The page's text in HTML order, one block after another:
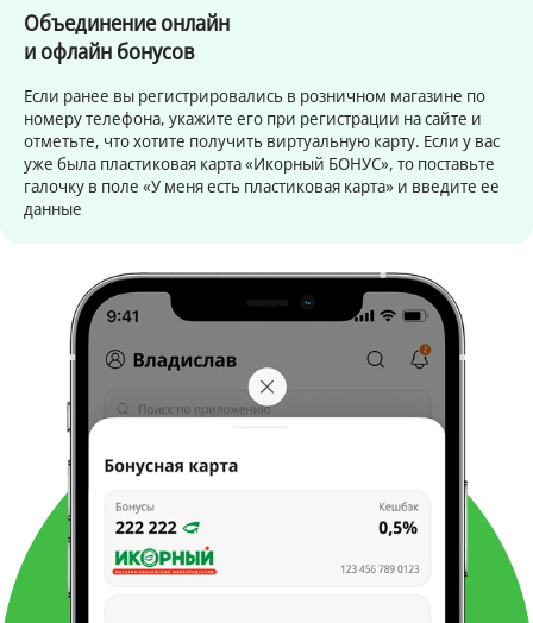
Объединение онлайн
и офлайн бонусов
Если ранее вы регистрировались в розничном магазине по
номеру телефона, укажите его при регистрации на сайте и
отметьте, что хотите получить виртуальную карту. Если у вас
уже была пластиковая карта «Икорный БОНУС», то поставьте
галочку в поле «У меня есть пластиковая карта» и введите ее
данные